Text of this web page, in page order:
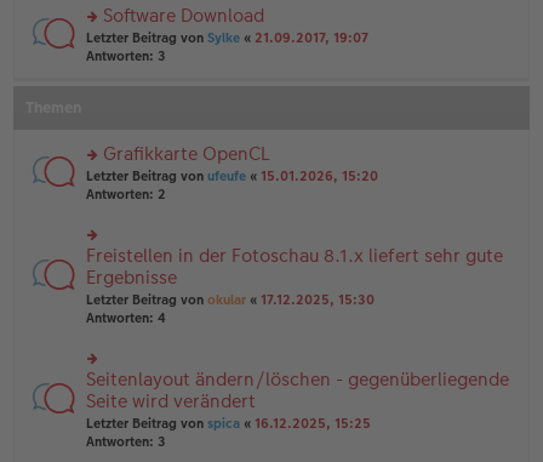
6
u
n
g
er
B
ei
tr
g
rs
te
es
e
n
B
ei
tr
a
g
Software Download
Letzter Beitrag von Sylke « 21.09.2017, 19:07
Antworten: 3
rs
te
u
n
g
el
es
e
er
B
ei
tr
a
g
Grafikkarte OpenCL
Letzter Beitrag von ufeufe « 15.01.2026, 15:20
Antworten: 2
rs
te
r
u
n
el
es
e
n
er
Freistellen in der Fotoschau 8.1.x liefert sehr gute
Ergebnisse
Letzter Beitrag von okular « 17.12.2025, 15:30
Antworten: 4
rs
te
r
u
n
Seitenlayout ändern/löschen - gegenüberliegende
Seite wird verändert
Letzter Beitrag von spica « 16.12.2025, 15:25
Antworten: 3